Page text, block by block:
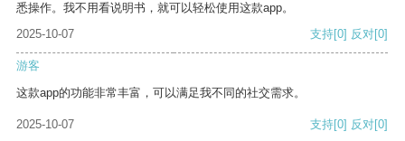
悉操作。我不用看说明书，就可以轻松使用这款app。
2025-10-07
支持[0] 反对[0]
游客
这款app的功能非常丰富，可以满足我不同的社交需求。
2025-10-07 支持[0] 反对[0]